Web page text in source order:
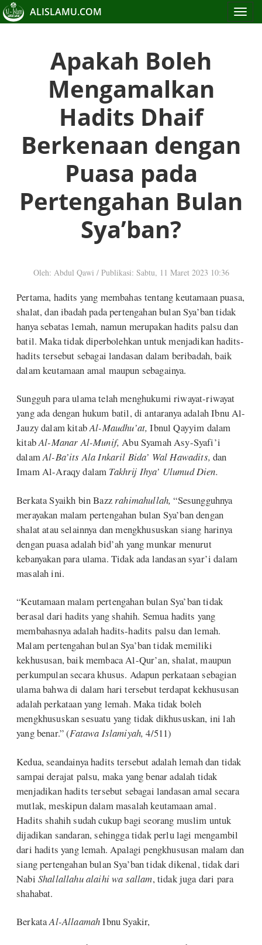
Toggle
ALISLAMU.COM
Apakah Boleh
Mengamalkan
Hadits Dhaif
Berkenaan dengan
Puasa pada
Pertengahan Bulan
Sya’ban?
Oleh: Abdul Qawi / Publikasi: Sabtu, 11 Maret 2023 10:36
Pertama, hadits yang membahas tentang keutamaan puasa,
shalat, dan ibadah pada pertengahan bulan Sya’ban tidak
hanya sebatas lemah, namun merupakan hadits palsu dan
batil. Maka tidak diperbolehkan untuk menjadikan hadits-
hadits tersebut sebagai landasan dalam beribadah, baik
dalam keutamaan amal maupun sebagainya.
Sungguh para ulama telah menghukumi riwayat-riwayat
yang ada dengan hukum batil, di antaranya adalah Ibnu Al-
Jauzy dalam kitabAl-Maudhu’at,Ibnul Qayyim dalam
kitabAl-Manar Al-Munif,Abu Syamah Asy-Syafi’i
dalamAl-Ba’its Ala Inkaril Bida’ Wal Hawadits,dan
Imam Al-Araqy dalam Takhrij Ihya’ Ulumud Dien.
Berkata Syaikh bin Bazzrahimahullah,“Sesungguhnya
merayakan malam pertengahan bulan Sya’ban dengan
shalat atau selainnya dan mengkhususkan siang harinya
dengan puasa adalah bid’ah yang munkar menurut
kebanyakan para ulama. Tidak ada landasan syar’i dalam
masalah ini.
“Keutamaan malam pertengahan bulan Sya’ban tidak
berasal dari hadits yang shahih. Semua hadits yang
membahasnya adalah hadits-hadits palsu dan lemah.
Malam pertengahan bulan Sya’ban tidak memiliki
kekhususan, baik membaca Al-Qur’an, shalat, maupun
perkumpulan secara khusus. Adapun perkataan sebagian
ulama bahwa di dalam hari tersebut terdapat kekhususan
adalah perkataan yang lemah. Maka tidak boleh
mengkhususkan sesuatu yang tidak dikhususkan, ini lah
yang benar.” (Fatawa Islamiyah,4/511)
Kedua, seandainya hadits tersebut adalah lemah dan tidak
sampai derajat palsu, maka yang benar adalah tidak
menjadikan hadits tersebut sebagai landasan amal secara
mutlak, meskipun dalam masalah keutamaan amal.
Hadits shahih sudah cukup bagi seorang muslim untuk
dijadikan sandaran, sehingga tidak perlu lagi mengambil
dari hadits yang lemah. Apalagi pengkhususan malam dan
siang pertengahan bulan Sya’ban tidak dikenal, tidak dari
Nabi Shallallahu alaihi wa sallam, tidak juga dari para
shahabat.
BerkataAl-AllaamahIbnu Syakir,